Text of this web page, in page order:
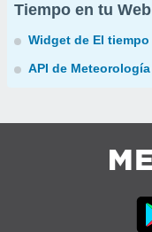
Tiempo en tu Web
Widget de El tiempo
API de Meteorología